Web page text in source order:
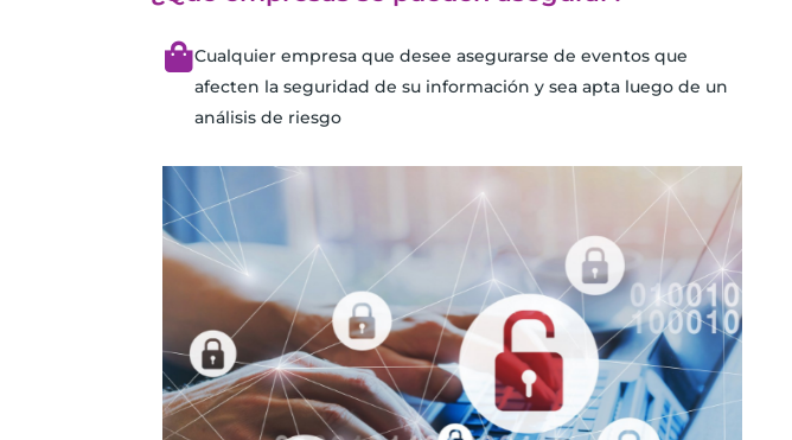
Cualquier empresa que desee asegurarse de eventos que
afecten la seguridad de su información y sea apta luego de un
análisis de riesgo